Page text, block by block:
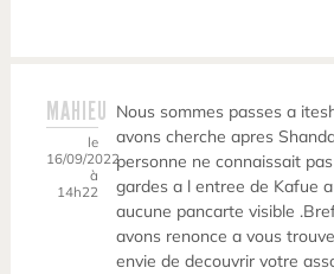
MAHIEU
le
16/09/2022
à
14h22
Nous sommes passes a
avons cherche apres
personne ne connaissait
gardes a l entree de Kafue
aucune pancarte visible
avons renonce a vous
envie de decouvrir votre